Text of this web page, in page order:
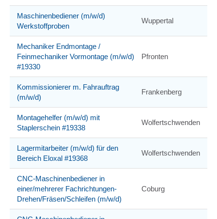
Maschinenbediener (m/w/d)
Werkstoffproben
Wuppertal
Mechaniker Endmontage /
Feinmechaniker Vormontage (m/w/d)
#19330
Pfronten
Kommissionierer m. Fahrauftrag
(m/w/d)
Frankenberg
Montagehelfer (m/w/d) mit
Staplerschein #19338
Wolfertschwenden
Lagermitarbeiter (m/w/d) für den
Bereich Eloxal #19368
Wolfertschwenden
CNC-Maschinenbediener in
einer/mehrerer Fachrichtungen-
Drehen/Fräsen/Schleifen (m/w/d)
Coburg